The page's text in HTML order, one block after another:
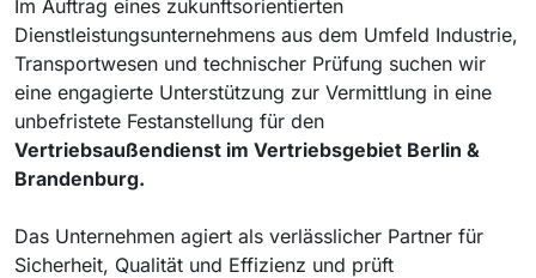
Im Auftrag eines zukunftsorientierten
Dienstleistungsunternehmens aus dem Umfeld Industrie,
Transportwesen und technischer Prüfung suchen wir
eine engagierte Unterstützung zur Vermittlung in eine
unbefristete Festanstellung für den
Vertriebsaußendienst im Vertriebsgebiet Berlin &
Brandenburg.
Das Unternehmen agiert als verlässlicher Partner für
Sicherheit, Qualität und Effizienz und prüft